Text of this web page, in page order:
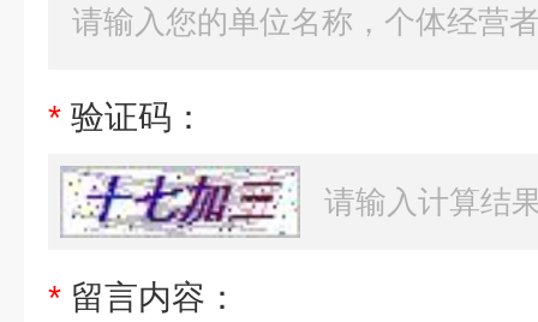
* 验证码：
* 留言内容：